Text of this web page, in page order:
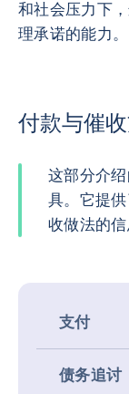
和社会压力下
理承诺的能力。
付款与催
这部分介
具。它提
收做法的信
支付
债务追讨